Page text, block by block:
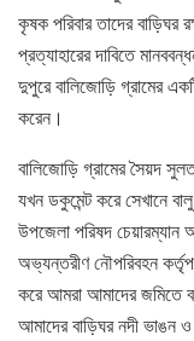
কৃষক পরিবার তাদের বাড়িঘর
প্রত্যাহারের দাবিতে
দুপুরে বালিজোড়ি গ্রামের
করেন।
বালিজোড়ি গ্রামের সৈয়দ
যখন ডকুমেন্ট করে সেখানে
উপজেলা পরিষদ চেয়ারম্যান
অভ্যন্তরীণ নৌপরিবহন
করে আমরা আমাদের জমিতে
আমাদের বাড়িঘর নদী ভাঙন